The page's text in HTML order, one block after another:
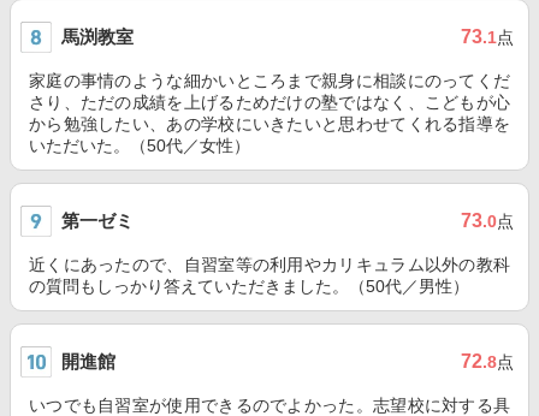
馬渕教室 73.1点
家庭の事情のような細かいところまで親身に相談にのってくだ
さり、ただの成績を上げるためだけの塾ではなく、こどもが心
から勉強したい、あの学校にいきたいと思わせてくれる指導を
いただいた。（50代／女性）
第一ゼミ 73.0点
近くにあったので、自習室等の利用やカリキュラム以外の教科
の質問もしっかり答えていただきました。（50代／男性）
開進館 72.8点
いつでも自習室が使用できるのでよかった。志望校に対する具